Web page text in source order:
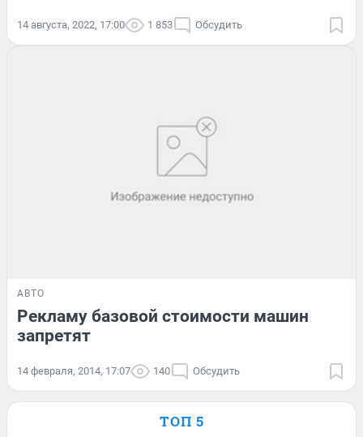
14 августа, 2022, 17:00 1 853 Обсудить
АВТО
Рекламу базовой стоимости машин
запретят
14 февраля, 2014, 17:07 140 Обсудить
ТОП 5